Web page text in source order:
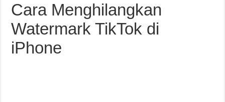
Cara Menghilangkan
Watermark TikTok di
iPhone